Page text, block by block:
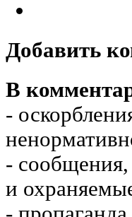
Добавить
В
-
- сообщения,
и